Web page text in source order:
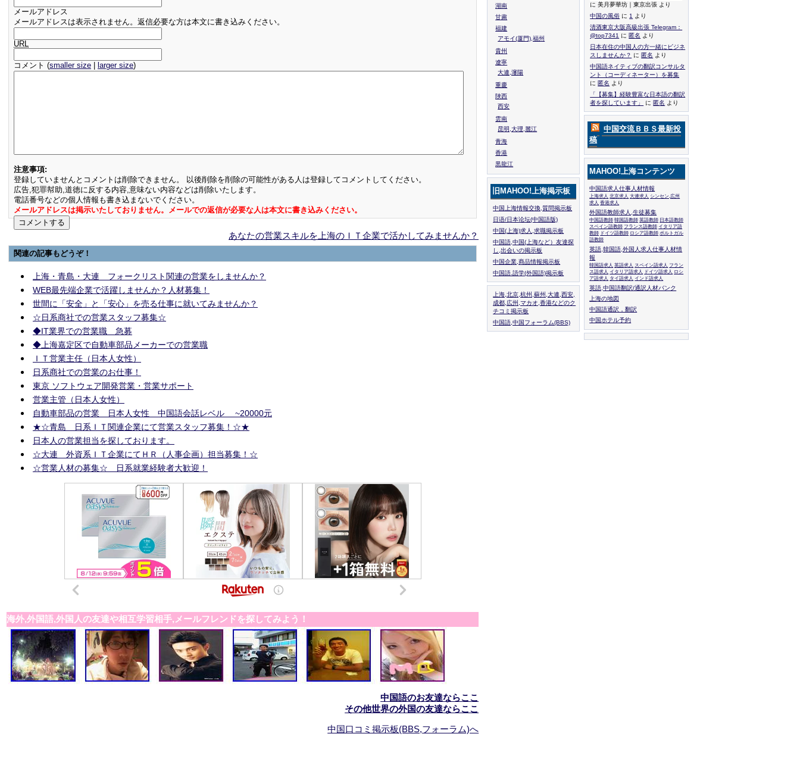
メールアドレス
メールアドレスは表示されません。返信必要な方は本文に書き込みください。
URL
コメント (smaller size larger size)
注意事項:
登録していませんとコメントは削除できません。 以後削除を削除の可能性がある人は登録してコメントしてください。
広告,犯罪幇助,道徳に反する内容,意味ない内容などは削除いたします。
電話番号などの個人情報も書き込まないでください。
メールアドレスは掲示いたしておりません。メールでの返信が必要な人は本文に書き込みください。
あなたの営業スキルを上海のＩＴ企業で活かしてみませんか？
関連の記事もどうぞ！
上海・青島・大連 フォークリスト関連の営業をしませんか？
WEB最先端企業で活躍しませんか？人材募集！
世間に「安全」と「安心」を売る仕事に就いてみませんか？
☆日系商社での営業スタッフ募集☆
◆IT業界での営業職 急募
◆上海嘉定区で自動車部品メーカーでの営業職
ＩＴ営業主任（日本人女性）
日系商社での営業のお仕事！
東京 ソフトウェア開発営業・営業サポート
営業主管（日本人女性）
自動車部品の営業 日本人女性 中国語会話レベル ~20000元
★☆青島 日系ＩＴ関連企業にて営業スタッフ募集！☆★
日本人の営業担当を探しております。
☆大連 外資系ＩＴ企業にてＨＲ（人事企画）担当募集！☆
☆営業人材の募集☆ 日系就業経験者大歓迎！
海外,外国語,外国人の友達や相互学習相手,メールフレンドを探してみよう！
中国語のお友達ならここ
その他世界の外国の友達ならここ
中国口コミ掲示板(BBS,フォーラム)へ
湖南
甘粛
福建
アモイ(厦門),福州
貴州
遼寧
大連,瀋陽
重慶
陜西
西安
雲南
昆明,大理,麗江
青海
香港
黒龍江
旧MAHOO!上海掲示板
中国上海情報交換,質問掲示板
日语/日本论坛(中国語版)
中国(上海)求人,求職掲示板
中国語,中国(上海など）友達探
し,出会いの掲示板
中国企業,商品情報掲示板
中国語.語学(外国語)掲示板
上海,北京,杭州,蘇州,大連,西安,
成都,広州,マカオ,香港などのク
チコミ掲示板
中国語,中国フォーラム(BBS)
に 美月夢華坊｜東京出張 より
中国の風俗 に 1
より
清酒東京大阪高級出張 Telegram：
@top7341 に 匿名 より
日本在住の中国人の方一緒にビジネ
スしませんか？ に 匿名 より
中国語ネイティブの翻訳コンサルタ
ント（コーディネーター）を募集
に 匿名 より
「【募集】経験豊富な日本語の翻訳
者を探しています」
に 匿名 より
中国交流ＢＢＳ最新投
稿
MAHOO!上海コンテンツ
中国語求人仕事人材情報
上海求人 北京求人 大連求人 シンセン,広州
求人 香港求人
外国語教師求人,生徒募集
中国語教師 韓国語教師 英語教師 日本語教師
スペイン語教師 フランス語教師 イタリア語
教師 ドイツ語教師 ロシア語教師 ポルトガル
語教師
英語,韓国語,外国人求人仕事人材情
報
韓国語求人 英語求人 スペイン語求人 フラン
ス語求人 イタリア語求人 ドイツ語求人 ロシ
ア語求人 タイ語求人 インド語求人
英語,中国語翻訳/通訳人材バンク
上海の地図
中国語通訳，翻訳
中国ホテル予約